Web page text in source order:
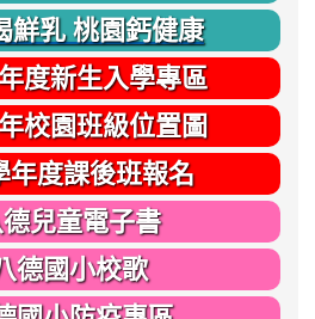
鮮乳 桃園鈣健康
度新生入學專區
校園班級位置圖
年度課後班報名
德兒童電子書
德國小校歌